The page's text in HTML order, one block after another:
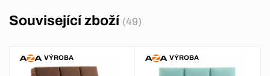
Související zboží (49)
VÝROBA VÝROBA